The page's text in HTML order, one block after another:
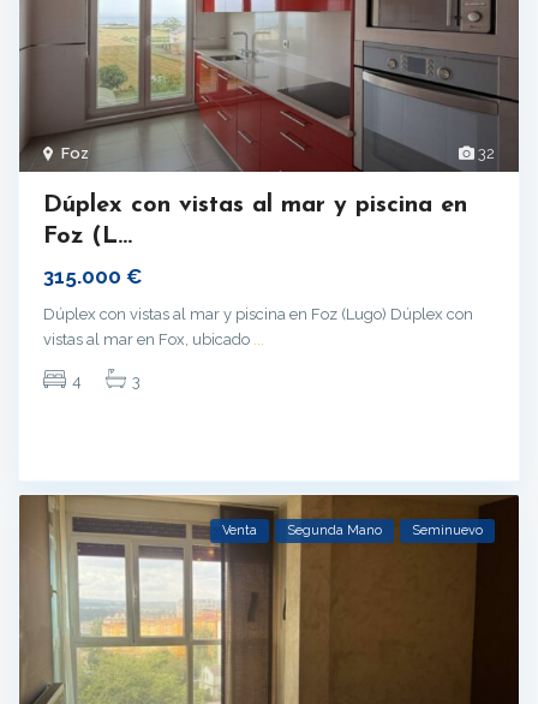
32
Foz
Dúplex con vistas al mar y piscina en
Foz (L...
315.000 €
Dúplex con vistas al mar y piscina en Foz (Lugo) Dúplex con
vistas al mar en Fox, ubicado
4 3
Venta Segunda Mano Seminuevo